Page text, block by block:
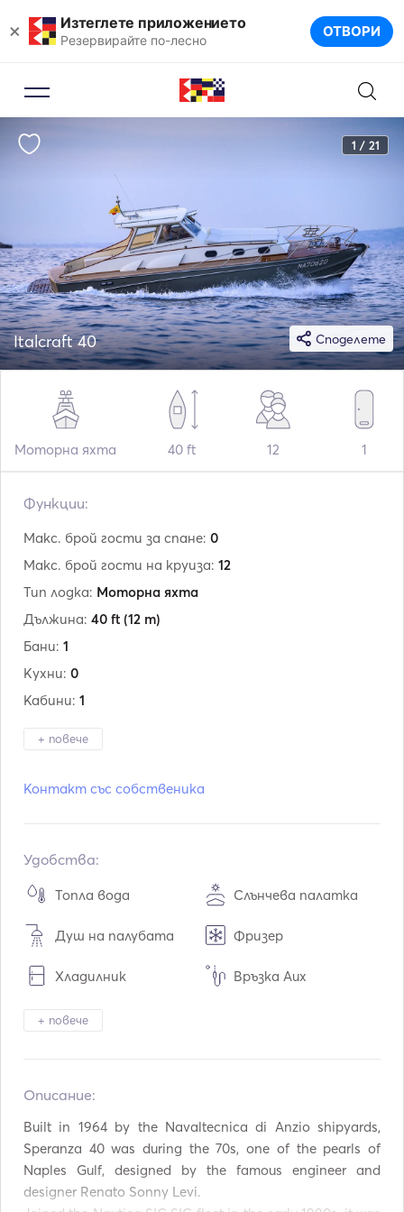
× Изтеглете приложението
Резервирайте по-лесно ОТВОРИ
1 / 21
Споделете
Italcraft 40
Моторна яхта 40 ft 12 1
Функции:
Макс. брой гости за спане: 0
Макс. брой гости на круиза: 12
Тип лодка: Моторна яхта
Дължина: 40 ft (12 m)
Бани: 1
Кухни: 0
Кабини: 1
+ повече
Преоборудване в:
Двигатели:
Дизелово гориво
Консумация:200 L /час
Воден капацитет:
Капацитет на горивото:
1000
Макс. скорост на движение:
Контакт със собственика
Удобства:
Топла вода Слънчева палатка
Душ на палубата Фризер
Хладилник Връзка Aux
Свързване с USB
Автопилот Ударник за носа
Електрическа котва
+ повече
Описание:
Built in 1964 by the Navaltecnica di Anzio shipyards,
Speranza 40 was during the 70s, one of the pearls of
Naples Gulf, designed by the famous engineer and
designer Renato Sonny Levi.